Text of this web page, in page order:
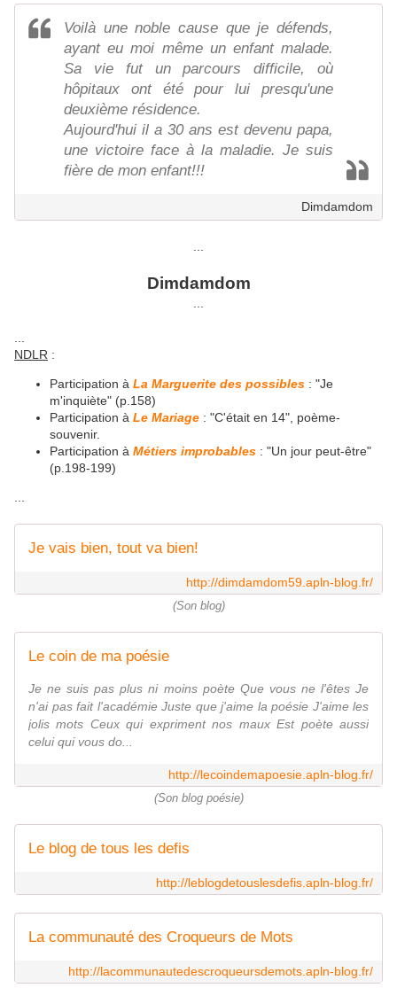
Voilà une noble cause que je défends,
ayant eu moi même un enfant malade.
Sa vie fut un parcours difficile, où
hôpitaux ont été pour lui presqu'une
deuxième résidence.
Aujourd'hui il a 30 ans est devenu papa,
une victoire face à la maladie. Je suis
fière de mon enfant!!!
Dimdamdom
Dimdamdom
NDLR :
Participation à La Marguerite des possibles : "Je
m'inquiète" (p.158)
Participation à Le Mariage : "C'était en 14", poème-
souvenir.
Participation à Métiers improbables : "Un jour peut-être"
(p.198-199)
Je vais bien, tout va bien!
http://dimdamdom59.apln-blog.fr/
(Son blog)
Le coin de ma poésie
Je ne suis pas plus ni moins poète Que vous ne l'êtes Je
n'ai pas fait l'académie Juste que j'aime la poésie J'aime les
jolis mots Ceux qui expriment nos maux Est poète aussi
celui qui vous do...
http://lecoindemapoesie.apln-blog.fr/
(Son blog poésie)
Le blog de tous les defis
http://leblogdetouslesdefis.apln-blog.fr/
La communauté des Croqueurs de Mots
http://lacommunautedescroqueursdemots.apln-blog.fr/